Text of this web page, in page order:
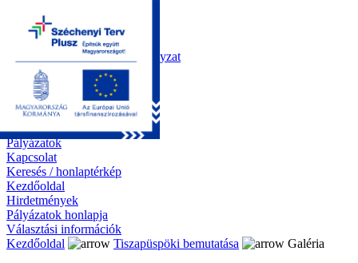
Kezdőoldal
Önkormányzat
Polgármesteri Hivatal
Roma Nemzetiségi Önkormányzat
Elektronikus ügyintézés
Közérdekű információk
Tiszapüspöki bemutatása
Galéria
Díjazottaink
Pályázatok
Kapcsolat
Keresés / honlaptérkép
Kezdőoldal
Hirdetmények
Pályázatok honlapja
Választási információk
Kezdőoldal
Tiszapüspöki bemutatása
Galéria